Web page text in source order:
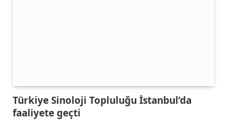
Türkiye Sinoloji Topluluğu İstanbul’da
faaliyete geçti